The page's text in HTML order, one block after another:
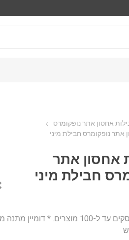
אחסון אתר נופקומרס
אתר נופקומרס חבילת מיני
אחסון אתר
חבילת מיני
מתאים לעסקים עד ל-100 מוצרים. *